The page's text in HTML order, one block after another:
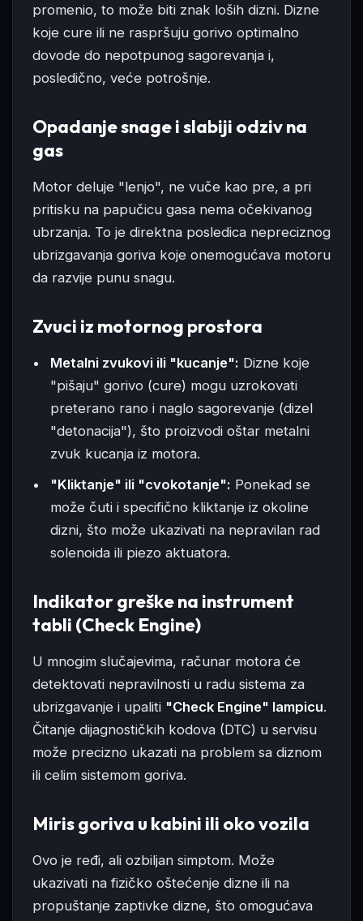
promenio, to može biti znak loših dizni. Dizne
koje cure ili ne raspršuju gorivo optimalno
dovode do nepotpunog sagorevanja i,
posledično, veće potrošnje.
Opadanje snage i slabiji odziv na
gas
Motor deluje "lenjo", ne vuče kao pre, a pri
pritisku na papučicu gasa nema očekivanog
ubrzanja. To je direktna posledica nepreciznog
ubrizgavanja goriva koje onemogućava motoru
da razvije punu snagu.
Zvuci iz motornog prostora
Metalni zvukovi ili "kucanje": Dizne koje
"pišaju" gorivo (cure) mogu uzrokovati
preterano rano i naglo sagorevanje (dizel
"detonacija"), što proizvodi oštar metalni
zvuk kucanja iz motora.
"Kliktanje" ili "cvokotanje": Ponekad se
može čuti i specifično kliktanje iz okoline
dizni, što može ukazivati na nepravilan rad
solenoida ili piezo aktuatora.
Indikator greške na instrument
tabli (Check Engine)
U mnogim slučajevima, računar motora će
detektovati nepravilnosti u radu sistema za
ubrizgavanje i upaliti "Check Engine" lampicu.
Čitanje dijagnostičkih kodova (DTC) u servisu
može precizno ukazati na problem sa diznom
ili celim sistemom goriva.
Miris goriva u kabini ili oko vozila
Ovo je ređi, ali ozbiljan simptom. Može
ukazivati na fizičko oštećenje dizne ili na
propuštanje zaptivke dizne, što omogućava